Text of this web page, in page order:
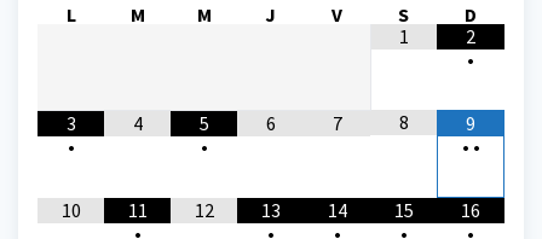
L M M J V S
D
1
2
•
3
•
4
5
•
6 7 8
9
• •
10
11
•
12
13
•
14
•
15
•
16
•